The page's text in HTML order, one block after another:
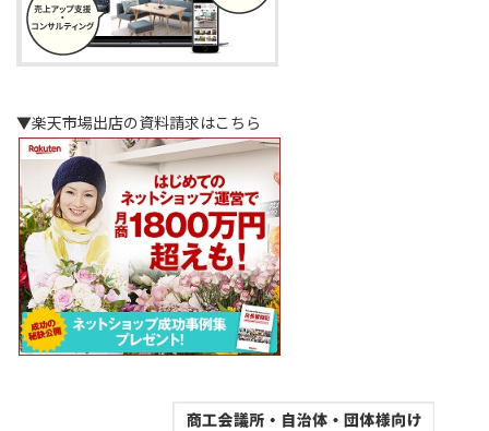
▼楽天市場出店の資料請求はこちら